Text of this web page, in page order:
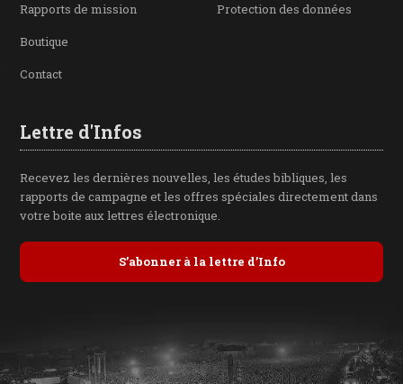
Rapports de mission
Boutique
Contact
Protection des données
Lettre d'Infos
Recevez les dernières nouvelles, les études bibliques, les
rapports de campagne et les offres spéciales directement dans
votre boite aux lettres électronique.
S’abonner à la lettre d’Info